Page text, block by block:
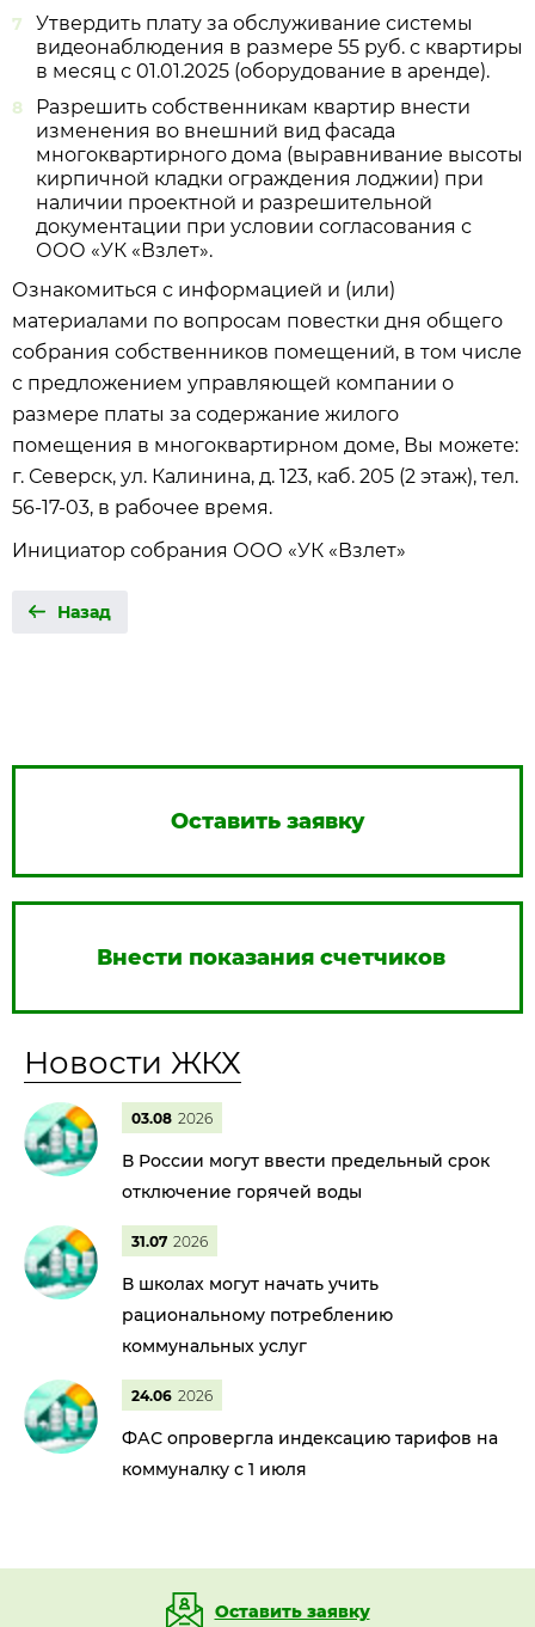
Утвердить плату за обслуживание системы
видеонаблюдения в размере 55 руб. с квартиры
в месяц с 01.01.2025 (оборудование в аренде).
Разрешить собственникам квартир внести
изменения во внешний вид фасада
многоквартирного дома (выравнивание высоты
кирпичной кладки ограждения лоджии) при
наличии проектной и разрешительной
документации при условии согласования с
ООО «УК «Взлет».
Ознакомиться с информацией и (или)
материалами по вопросам повестки дня общего
собрания собственников помещений, в том числе
с предложением управляющей компании о
размере платы за содержание жилого
помещения в многоквартирном доме, Вы можете:
г. Северск, ул. Калинина, д. 123, каб. 205 (2 этаж), тел.
56-17-03, в рабочее время.
Инициатор собрания ООО «УК «Взлет»
Назад
Оставить заявку
Внести показания счетчиков
Новости ЖКХ
03.08 2026
В России могут ввести предельный срок
отключение горячей воды
31.07 2026
В школах могут начать учить
рациональному потреблению
коммунальных услуг
24.06 2026
ФАС опровергла индексацию тарифов на
коммуналку с 1 июля
Оставить заявку